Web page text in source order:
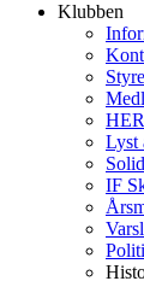
Klubben
Lyst
IF